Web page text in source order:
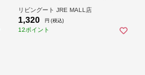
ピッチャー 庭 ベランダ 園芸 ガーデ
ン 屋内 屋外 シャワー 霧ふき 霧吹 お
しゃれ ） 【パープル】
リビングート JRE MALL店
1,320 円 (税込)
12ポイント